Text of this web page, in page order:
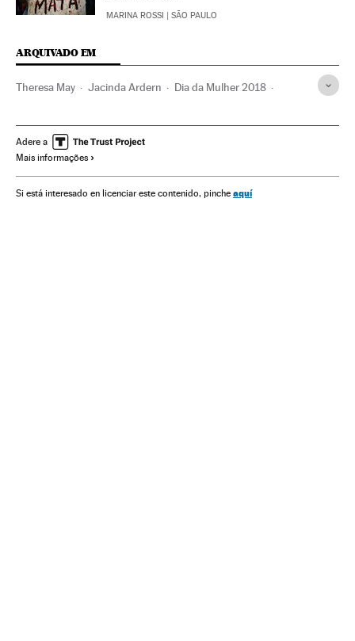
MARINA ROSSI | SÃO PAULO
ARQUIVADO EM
Theresa May Jacinda Ardern Dia da Mulher 2018
Dias mundiais Feminismo
Adere a
Mais informações
Si está interesado en licenciar este contenido, pinche aquí